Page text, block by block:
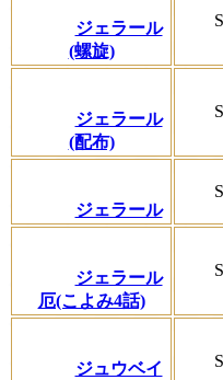
ジェラール
(螺旋)
ジェラール
(配布)
ジェラール
ジェラール
厄(こよみ4話)
ジュウベイ